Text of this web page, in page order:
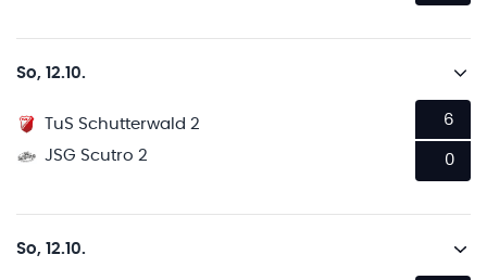
So, 12.10.
TuS Schutterwald 2
JSG Scutro 2
6
0
So, 12.10.